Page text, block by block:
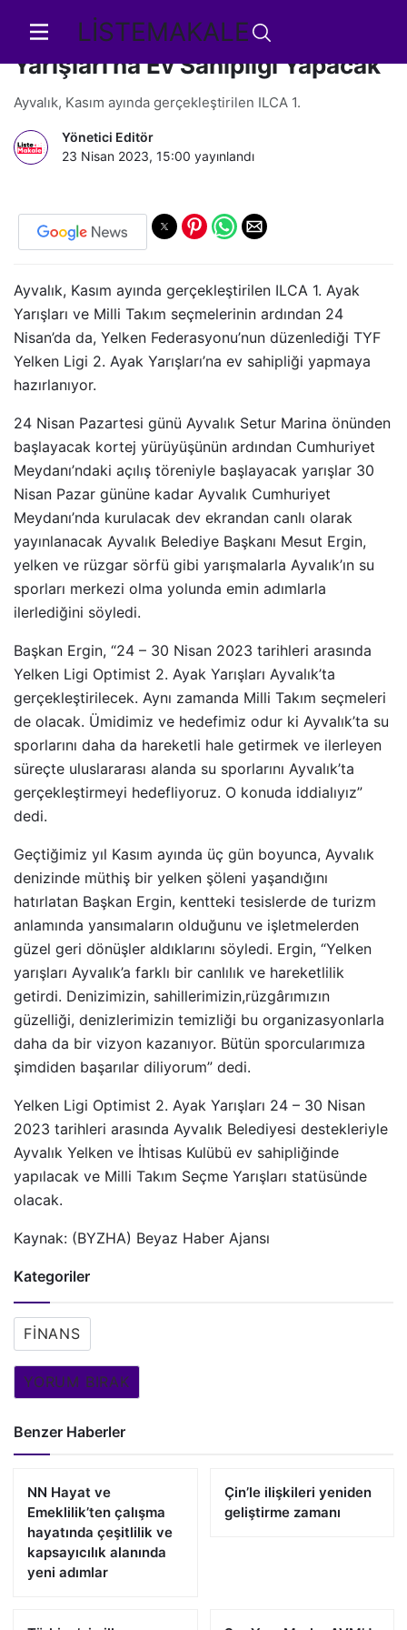
LİSTEMAKALE
Ayvalık TYF Yelken Ligi 2. Ayak
Yarışları'na Ev Sahipliği Yapacak
Ayvalık, Kasım ayında gerçekleştirilen ILCA 1.
Yönetici Editör
23 Nisan 2023, 15:00 yayınlandı
Ayvalık, Kasım ayında gerçekleştirilen ILCA 1. Ayak
Yarışları ve Milli Takım seçmelerinin ardından 24
Nisan’da da, Yelken Federasyonu’nun düzenlediği TYF
Yelken Ligi 2. Ayak Yarışları’na ev sahipliği yapmaya
hazırlanıyor.
24 Nisan Pazartesi günü Ayvalık Setur Marina önünden
başlayacak kortej yürüyüşünün ardından Cumhuriyet
Meydanı’ndaki açılış töreniyle başlayacak yarışlar 30
Nisan Pazar gününe kadar Ayvalık Cumhuriyet
Meydanı’nda kurulacak dev ekrandan canlı olarak
yayınlanacak Ayvalık Belediye Başkanı Mesut Ergin,
yelken ve rüzgar sörfü gibi yarışmalarla Ayvalık’ın su
sporları merkezi olma yolunda emin adımlarla
ilerlediğini söyledi.
Başkan Ergin, “24 – 30 Nisan 2023 tarihleri arasında
Yelken Ligi Optimist 2. Ayak Yarışları Ayvalık’ta
gerçekleştirilecek. Aynı zamanda Milli Takım seçmeleri
de olacak. Ümidimiz ve hedefimiz odur ki Ayvalık’ta su
sporlarını daha da hareketli hale getirmek ve ilerleyen
süreçte uluslararası alanda su sporlarını Ayvalık’ta
gerçekleştirmeyi hedefliyoruz. O konuda iddialıyız”
dedi.
Geçtiğimiz yıl Kasım ayında üç gün boyunca, Ayvalık
denizinde müthiş bir yelken şöleni yaşandığını
hatırlatan Başkan Ergin, kentteki tesislerde de turizm
anlamında yansımaların olduğunu ve işletmelerden
güzel geri dönüşler aldıklarını söyledi. Ergin, “Yelken
yarışları Ayvalık’a farklı bir canlılık ve hareketlilik
getirdi. Denizimizin, sahillerimizin,rüzgârımızın
güzelliği, denizlerimizin temizliği bu organizasyonlarla
daha da bir vizyon kazanıyor. Bütün sporcularımıza
şimdiden başarılar diliyorum” dedi.
Yelken Ligi Optimist 2. Ayak Yarışları 24 – 30 Nisan
2023 tarihleri arasında Ayvalık Belediyesi destekleriyle
Ayvalık Yelken ve İhtisas Kulübü ev sahipliğinde
yapılacak ve Milli Takım Seçme Yarışları statüsünde
olacak.
Kaynak: (BYZHA) Beyaz Haber Ajansı
Kategoriler
FINANS
YORUM BIRAK
Benzer Haberler
NN Hayat ve
Emeklilik’ten çalışma
hayatında çeşitlilik ve
kapsayıcılık alanında
yeni adımlar
Çin’le ilişkileri yeniden
geliştirme zamanı